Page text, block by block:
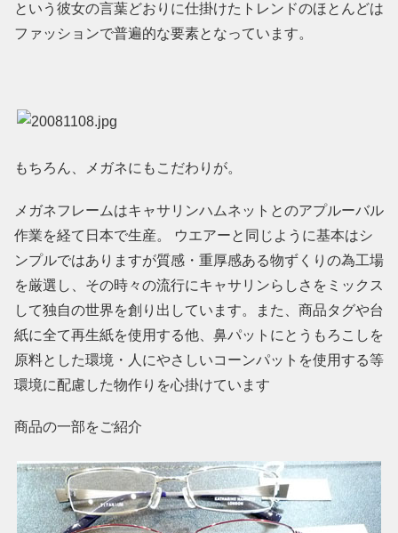
という彼女の言葉どおりに仕掛けたトレンドのほとんどは
ファッションで普遍的な要素となっています。
もちろん、メガネにもこだわりが。
メガネフレームはキャサリンハムネットとのアプルーバル
作業を経て日本で生産。 ウエアーと同じように基本はシ
ンプルではありますが質感・重厚感ある物ずくりの為工場
を厳選し、その時々の流行にキャサリンらしさをミックス
して独自の世界を創り出しています。また、商品タグや台
紙に全て再生紙を使用する他、鼻パットにとうもろこしを
原料とした環境・人にやさしいコーンパットを使用する等
環境に配慮した物作りを心掛けています
商品の一部をご紹介